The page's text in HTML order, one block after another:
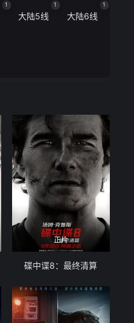
1
大陆5线
1
大陆6线
1
正片
碟中谍8：最终清算